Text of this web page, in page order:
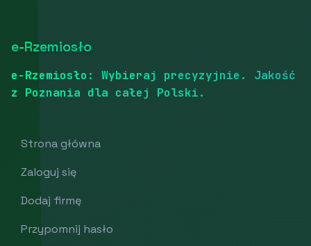
e-Rzemiosło
e-Rzemiosło: Wybieraj precyzyjnie. Jakość
z Poznania dla całej Polski.
Strona główna
Zaloguj się
Dodaj firmę
Przypomnij hasło